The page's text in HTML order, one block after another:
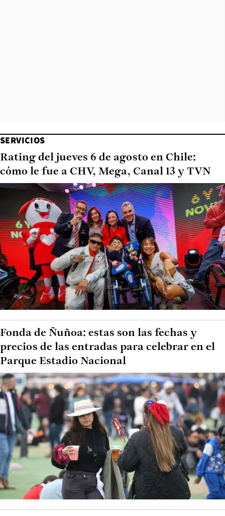
SERVICIOS
Rating del jueves 6 de agosto en Chile:
cómo le fue a CHV, Mega, Canal 13 y TVN
Fonda de Ñuñoa: estas son las fechas y
precios de las entradas para celebrar en el
Parque Estadio Nacional